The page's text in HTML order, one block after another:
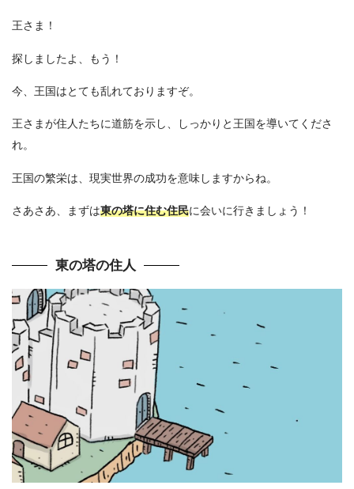
王さま！
探しましたよ、もう！
今、王国はとても乱れておりますぞ。
王さまが住人たちに道筋を示し、しっかりと王国を導いてくださ
れ。
王国の繁栄は、現実世界の成功を意味しますからね。
さあさあ、まずは東の塔に住む住民に会いに行きましょう！
東の塔の住人